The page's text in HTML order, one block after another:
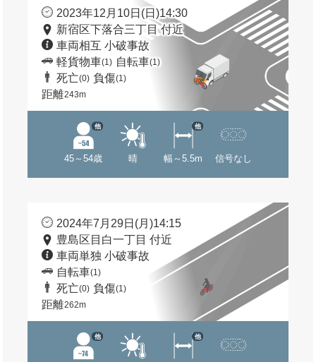
2023年12月10日(日)14:30
新宿区下落合三丁目 付近
車両相互 小破事故
軽貨物車(1) 自転車(1)
死亡(0) 負傷(1)
距離243m
45～54歳
他
晴 幅～5.5m
他
信号なし
2024年7月29日(月)14:15
豊島区目白一丁目 付近
車両単独 小破事故
自転車(1)
死亡(0) 負傷(1)
距離262m
他 他